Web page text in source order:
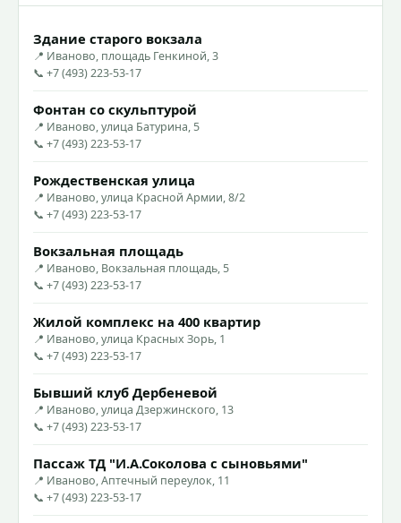
Здание старого вокзала
📍 Иваново, площадь Генкиной, 3
📞 +7 (493) 223-53-17
Фонтан со скульптурой
📍 Иваново, улица Батурина, 5
📞 +7 (493) 223-53-17
Рождественская улица
📍 Иваново, улица Красной Армии, 8/2
📞 +7 (493) 223-53-17
Вокзальная площадь
📍 Иваново, Вокзальная площадь, 5
📞 +7 (493) 223-53-17
Жилой комплекс на 400 квартир
📍 Иваново, улица Красных Зорь, 1
📞 +7 (493) 223-53-17
Бывший клуб Дербеневой
📍 Иваново, улица Дзержинского, 13
📞 +7 (493) 223-53-17
Пассаж ТД "И.А.Соколова с сыновьями"
📍 Иваново, Аптечный переулок, 11
📞 +7 (493) 223-53-17